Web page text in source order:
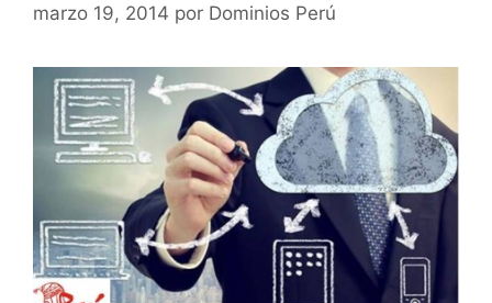
marzo 19, 2014 por Dominios Perú